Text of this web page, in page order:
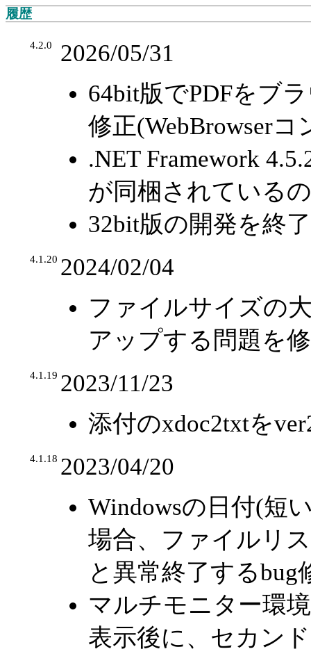
履歴
4.2.0
2026/05/31
64bit版でPDFをブ
修正(WebBrowser
.NET Framework
が同梱されている
32bit版の開発を終
4.1.20 2024/02/04
ファイルサイズの
アップする問題を
4.1.19 2023/11/23
添付のxdoc2txtを
4.1.18 2023/04/20
Windowsの日付(短
場合、ファイルリ
と異常終了するbug
マルチモニター環
表示後に、セカン